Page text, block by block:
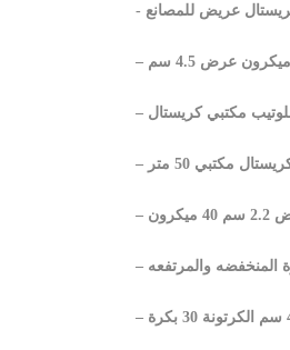
عريض للمصانع
مكتبي كريستال
مكتبي 50 متر
ميكرون
المنخفضه والمرتفعه